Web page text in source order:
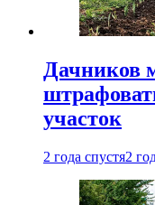
Дачников
участок
2 года спустя2